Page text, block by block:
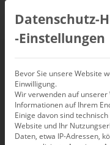
Veranstaltungen ETL
Datenschutz-
‑Einstellungen
Bevor Sie unsere Website
Einwilligung.
Wir verwenden auf unserer
Informationen auf Ihrem
Einige davon sind
Website und Ihr
Daten, etwa IP-Adressen,